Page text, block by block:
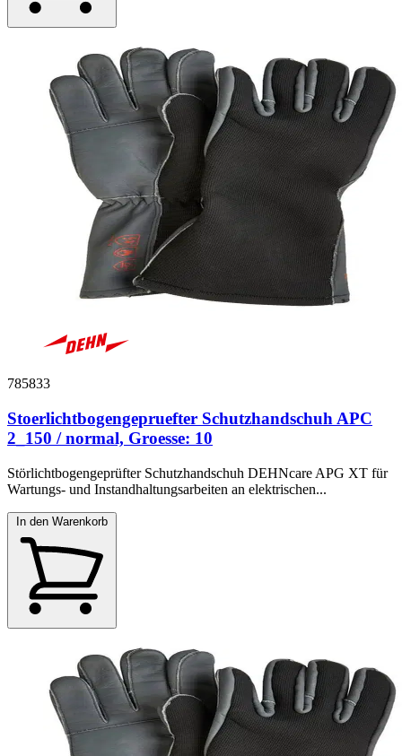
785833
Stoerlichtbogengepruefter Schutzhandschuh APC
2_150 / normal, Groesse: 10
Störlichtbogengeprüfter Schutzhandschuh DEHNcare APG XT für
Wartungs- und Instandhaltungsarbeiten an elektrischen...
In den Warenkorb